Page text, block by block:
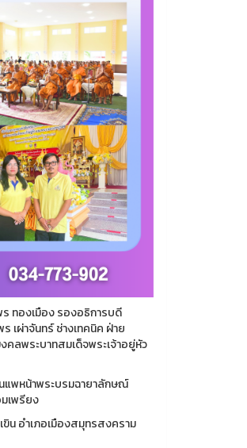
ทองเมือง รองอธิการบดี
เผ่าจันทร์ ช่างเทคนิค ฝ่าย
ลพระบาทสมเด็จพระเจ้าอยู่หัว
แพหน้าพระบรมฉายาลักษณ์
เพรียง
น อำเภอเมืองสมุทรสงคราม